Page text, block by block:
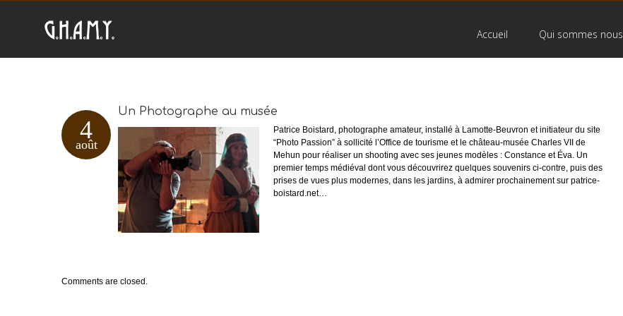
Accueil Qui sommes nous
4
août
Un Photographe au musée
Patrice Boistard, photographe amateur, installé à Lamotte-Beuvron et initiateur du site
“Photo Passion” à sollicité l’Office de tourisme et le château-musée Charles VII de
Mehun pour réaliser un shooting avec ses jeunes modèles : Constance et Éva. Un
premier temps médiéval dont vous découvrirez quelques souvenirs ci-contre, puis des
prises de vues plus modernes, dans les jardins, à admirer prochainement sur patrice-
boistard.net…
Comments are closed.